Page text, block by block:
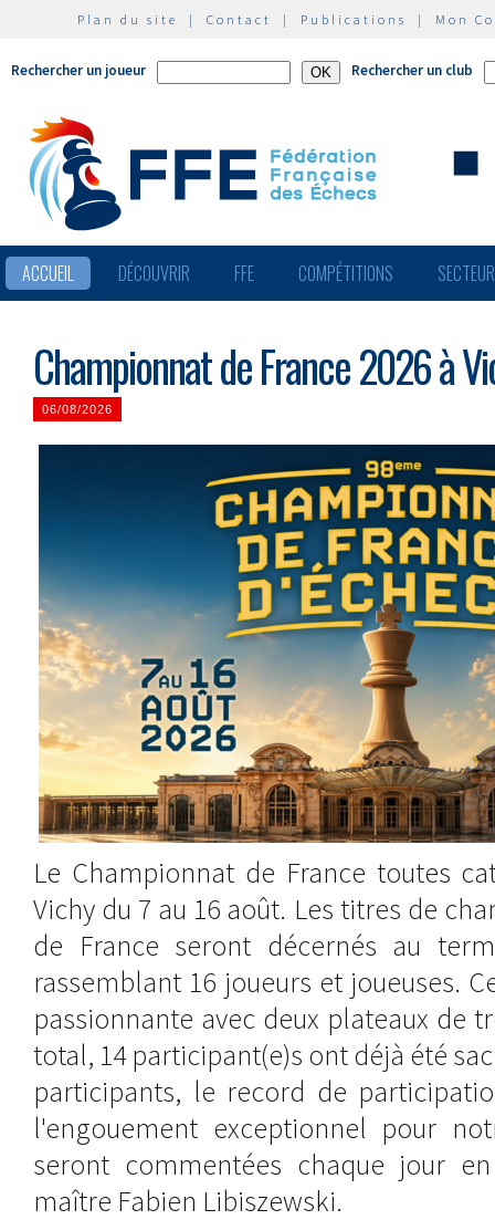
Plan du site | Contact | Publications | Mon
Rechercher un joueur Rechercher un club
ACCUEIL DÉCOUVRIR FFE COMPÉTITIONS
Championnat de France 2026 à
06/08/2026
Le Championnat de France toutes
Vichy du 7 au 16 août. Les titres de
de France seront décernés au
rassemblant 16 joueurs et joueuses.
passionnante avec deux plateaux de
total, 14 participant(e)s ont déjà été
participants, le record de
l'engouement exceptionnel pour
seront commentées chaque jour
maître Fabien Libiszewski.